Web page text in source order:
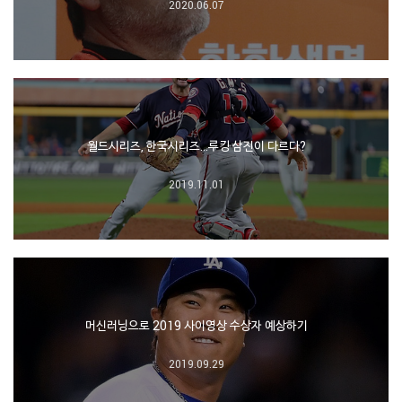
2020.06.07
월드시리즈, 한국시리즈…루킹 삼진이 다르다?
2019.11.01
머신러닝으로 2019 사이영상 수상자 예상하기
2019.09.29